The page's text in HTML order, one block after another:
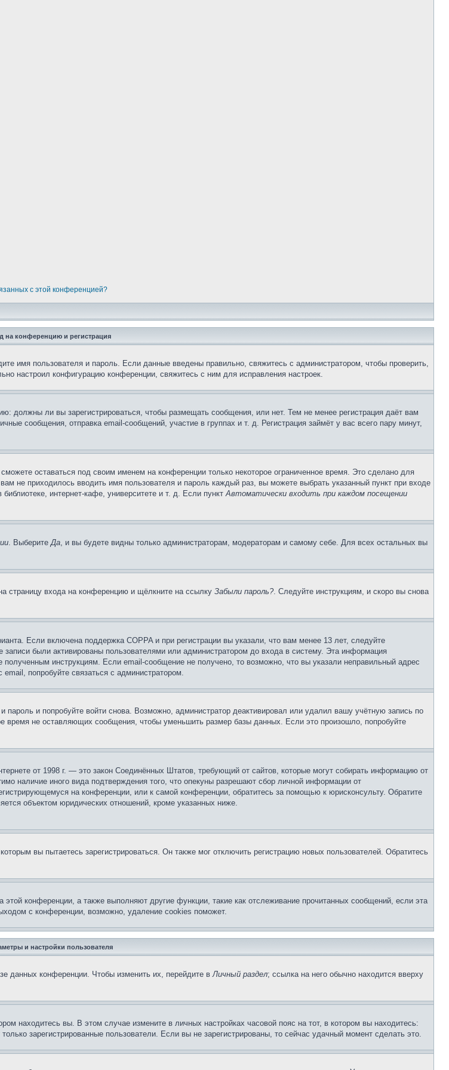
с этой конференцией?
на конференцию и регистрация
имя пользователя и пароль. Если данные введены правильно, свяжитесь с администратором, чтобы проверить,
настроил конфигурацию конференции, свяжитесь с ним для исправления настроек.
должны ли вы зарегистрироваться, чтобы размещать сообщения, или нет. Тем не менее регистрация даёт вам
сообщения, отправка email-сообщений, участие в группах и т. д. Регистрация займёт у вас всего пару минут,
оставаться под своим именем на конференции только некоторое ограниченное время. Это сделано для
не приходилось вводить имя пользователя и пароль каждый раз, вы можете выбрать указанный пункт при входе
интернет-кафе, университете и т. д. Если пунктАвтоматически входить при каждом посещении
. ВыберитеДа, и вы будете видны только администраторам, модераторам и самому себе. Для всех остальных вы
страницу входа на конференцию и щёлкните на ссылку Забыли пароль?. Следуйте инструкциям, и скоро вы снова
Если включена поддержка COPPA и при регистрации вы указали, что вам менее 13 лет, следуйте
были активированы пользователями или администратором до входа в систему. Эта информация
инструкциям. Если email-сообщение не получено, то возможно, что вы указали неправильный адрес
попробуйте связаться с администратором.
пароль и попробуйте войти снова. Возможно, администратор деактивировал или удалил вашу учётную запись по
время не оставляющих сообщения, чтобы уменьшить размер базы данных. Если это произошло, попробуйте
от 1998 г. — это закон Соединённых Штатов, требующий от сайтов, которые могут собирать информацию от
наличие иного вида подтверждения того, что опекуны разрешают сбор личной информации от
на конференции, или к самой конференции, обратитесь за помощью к юрисконсульту. Обратите
объектом юридических отношений, кроме указанных ниже.
вы пытаетесь зарегистрироваться. Он также мог отключить регистрацию новых пользователей. Обратитесь
конференции, а также выполняют другие функции, такие как отслеживание прочитанных сообщений, если эта
с конференции, возможно, удаление cookies поможет.
и настройки пользователя
данных конференции. Чтобы изменить их, перейдите вЛичный раздел; ссылка на него обычно находится вверху
находитесь вы. В этом случае измените в личных настройках часовой пояс на тот, в котором вы находитесь:
зарегистрированные пользователи. Если вы не зарегистрированы, то сейчас удачный момент сделать это.